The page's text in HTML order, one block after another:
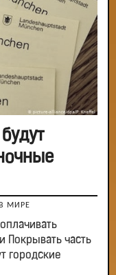
В МИРЕ
Покрывать часть
городские